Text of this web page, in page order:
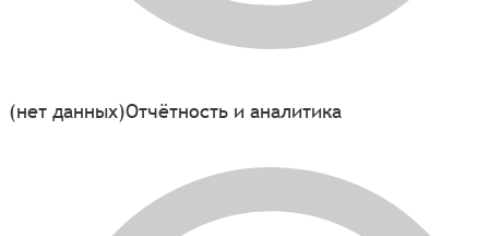
(нет данных)Отчётность и аналитика